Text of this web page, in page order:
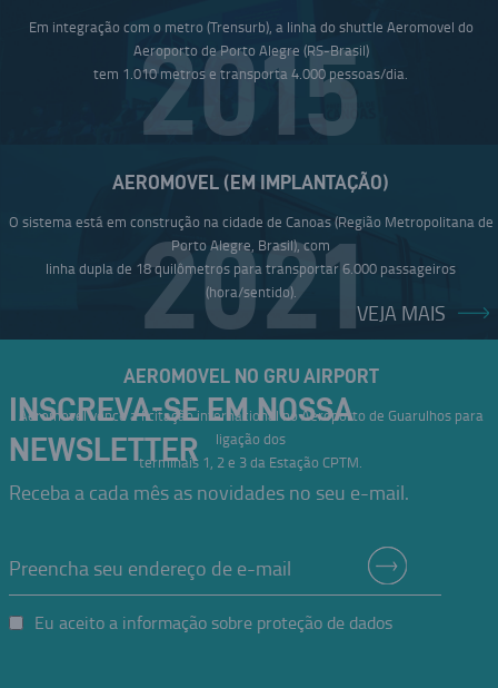
Em integração com o metro (Trensurb), a linha do shuttle Aeromovel do
Aeroporto de Porto Alegre (RS-Brasil)
tem 1.010 metros e transporta 4.000 pessoas/dia.
2015
AEROMOVEL (EM IMPLANTAÇÃO)
O sistema está em construção na cidade de Canoas (Região Metropolitana de
Porto Alegre, Brasil), com
linha dupla de 18 quilômetros para transportar 6.000 passageiros
(hora/sentido).
2021
AEROMOVEL NO GRU AIRPORT
Aeromovel vence a licitação internacional no Aeroporto de Guarulhos para
ligação dos
terminais 1, 2 e 3 da Estação CPTM.
VEJA MAIS
INSCREVA-SE EM NOSSA
NEWSLETTER
Receba a cada mês as novidades no seu e-mail.
Eu aceito a informação sobre proteção de dados